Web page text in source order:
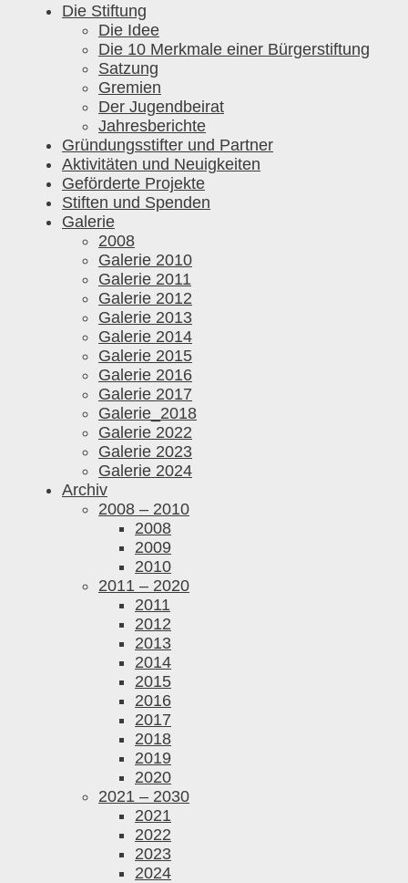
Die Stiftung
Die Idee
Die 10 Merkmale einer Bürgerstiftung
Satzung
Gremien
Der Jugendbeirat
Jahresberichte
Gründungsstifter und Partner
Aktivitäten und Neuigkeiten
Geförderte Projekte
Stiften und Spenden
Galerie
2008
Galerie 2010
Galerie 2011
Galerie 2012
Galerie 2013
Galerie 2014
Galerie 2015
Galerie 2016
Galerie 2017
Galerie_2018
Galerie 2022
Galerie 2023
Galerie 2024
Archiv
2008 – 2010
2008
2009
2010
2011 – 2020
2011
2012
2013
2014
2015
2016
2017
2018
2019
2020
2021 – 2030
2021
2022
2023
2024